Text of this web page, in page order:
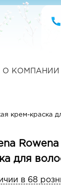
О КОМПАНИИ
крем-краска
для
в 68